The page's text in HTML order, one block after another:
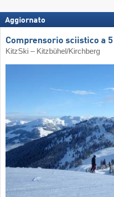
Aggiornato
Comprensorio sciistico a
KitzSki – Kitzbühel/​Kirchberg